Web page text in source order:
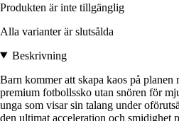
Produkten är inte tillgänglig
Alla varianter är slutsålda
Beskrivning
Barn kommer att skapa kaos på
premium fotbollssko utan snören för
unga som visar sin talang under
den ultimat acceleration och smidighet